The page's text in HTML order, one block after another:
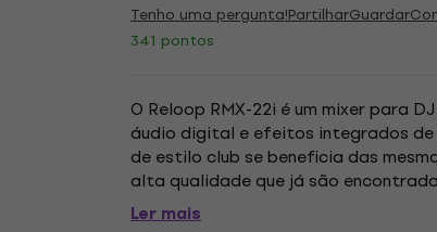
Tenho uma pergunta!PartilharGuardar
341 pontos
O Reloop RMX-22i é um mixer para
áudio digital e efeitos integrados
de estilo club se beneficia das
alta qualidade que já são
dividida do iPad na parte traseira do
Ler mais